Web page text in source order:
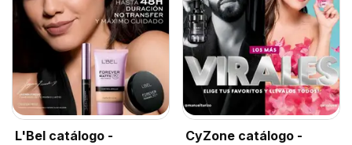
L'Bel catálogo -
CyZone catálogo -